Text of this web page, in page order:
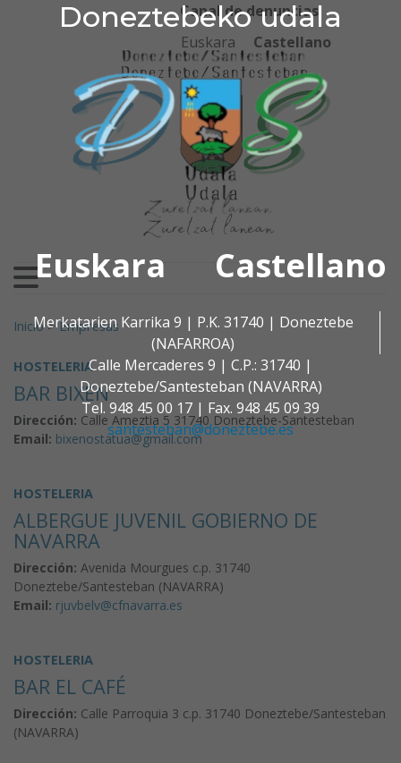
Doneztebeko udala
Euskara Castellano
Merkatarien Karrika 9 | P.K. 31740 | Doneztebe
(NAFARROA)
Calle Mercaderes 9 | C.P.: 31740 |
Doneztebe/Santesteban (NAVARRA)
Tel. 948 45 00 17 | Fax. 948 45 09 39
santesteban@doneztebe.es
Ir al contenido
Doneztebeko udala
Canal de denuncias
Euskara
Castellano
Buscar:
Inicio>Empresas
HOSTELERIA
BAR BIXEN
Dirección: Calle Ameztia 5 31740 Doneztebe-Santesteban
Email: bixenostatua@gmail.com
HOSTELERIA
ALBERGUE JUVENIL GOBIERNO DE
NAVARRA
Dirección: Avenida Mourgues c.p. 31740
Doneztebe/Santesteban (NAVARRA)
Email: rjuvbelv@cfnavarra.es
HOSTELERIA
BAR EL CAFÉ
Dirección: Calle Parroquia 3 c.p. 31740 Doneztebe/Santesteban
(NAVARRA)